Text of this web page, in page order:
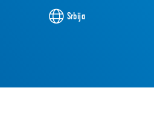
Srbija